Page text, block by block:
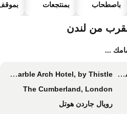
باصطحاب
الأليفة
بمنتجعات
من لندن
...
The Marble Arch Hotel, by Thistle
The Cumberland, London
رويال جاردن هوتل